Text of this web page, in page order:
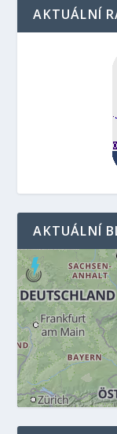
AKTUÁLNÍ
AKTUÁLNÍ